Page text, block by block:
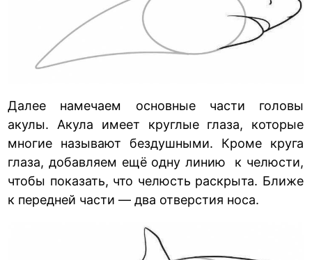
Далее намечаем основные части головы
акулы. Акула имеет круглые глаза, которые
многие называют бездушными. Кроме круга
глаза, добавляем ещё одну линию к челюсти,
чтобы показать, что челюсть раскрыта. Ближе
к передней части — два отверстия носа.